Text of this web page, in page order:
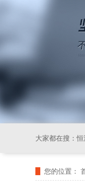
大家都在搜：恒
您的位置：